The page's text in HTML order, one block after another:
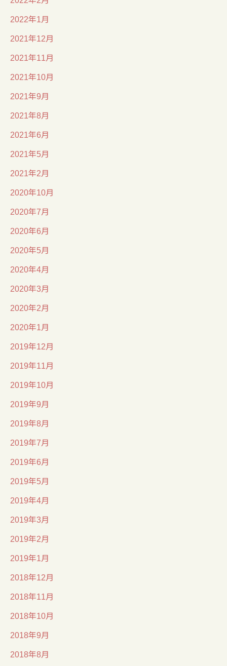
2022年1月
2021年12月
2021年11月
2021年10月
2021年9月
2021年8月
2021年6月
2021年5月
2021年2月
2020年10月
2020年7月
2020年6月
2020年5月
2020年4月
2020年3月
2020年2月
2020年1月
2019年12月
2019年11月
2019年10月
2019年9月
2019年8月
2019年7月
2019年6月
2019年5月
2019年4月
2019年3月
2019年2月
2019年1月
2018年12月
2018年11月
2018年10月
2018年9月
2018年8月